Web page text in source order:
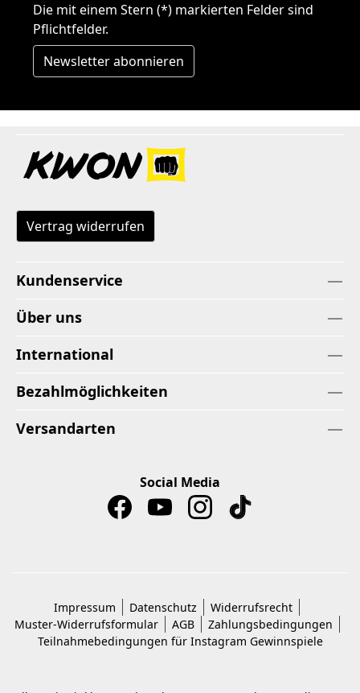
Die mit einem Stern (*) markierten Felder sind
Pflichtfelder.
Newsletter abonnieren
Vertrag widerrufen
Kundenservice
Über uns
International
Bezahlmöglichkeiten
Versandarten
Social Media
Impressum Datenschutz
Widerrufsrecht
Muster-Widerrufsformular
AGB
Zahlungsbedingungen
Teilnahmebedingungen für Instagram Gewinnspiele